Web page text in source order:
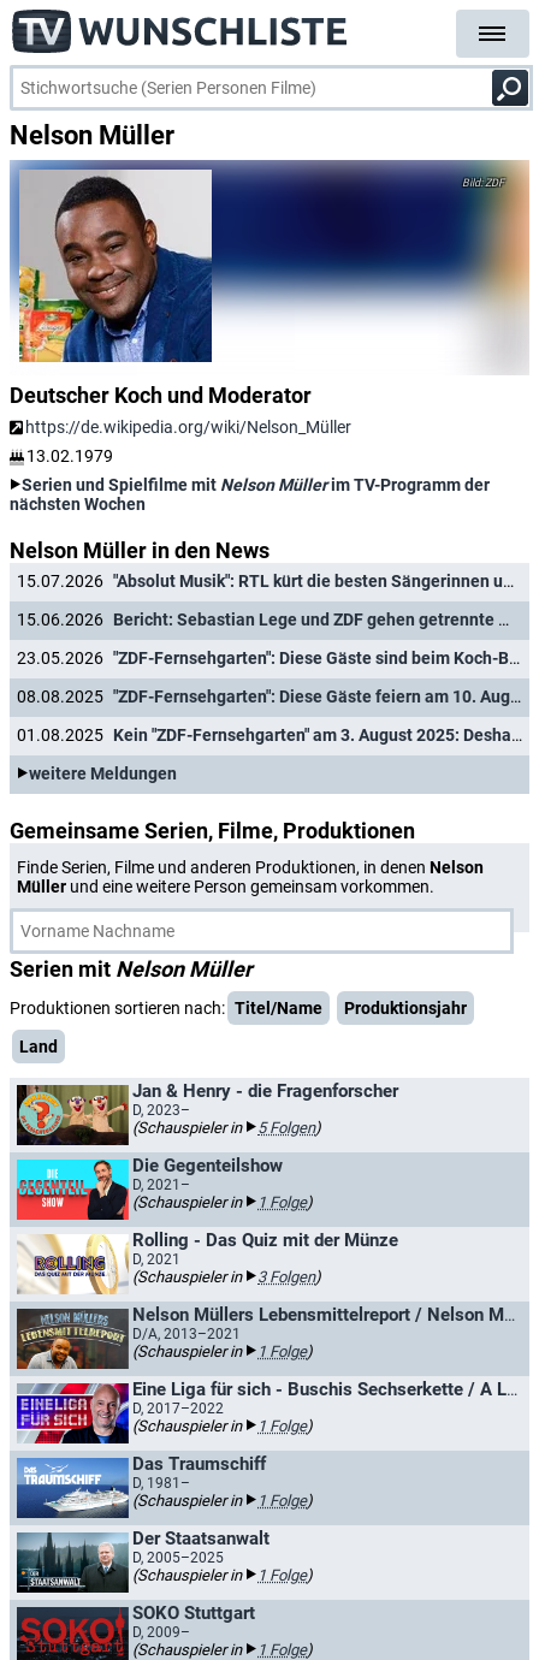
Nelson Müller
ZDF
Deutscher Koch und Moderator
https://de.wikipedia.org/wiki/Nelson_Müller
13.02.1979
Serien und Spielfilme mit Nelson Müllerim TV-Programm der
nächsten Wochen
Nelson Müller in den News
15.07.2026
"Absolut Musik": RTL kürt die besten Sängerinnen und Sänger aller Zeiten
15.06.2026
Bericht: Sebastian Lege und ZDF gehen getrennte Wege
23.05.2026
"ZDF-Fernsehgarten": Diese Gäste sind beim Koch-Battle am 24. Mai 2026 dabei
08.08.2025
"ZDF-Fernsehgarten": Diese Gäste feiern am 10. August 2025 die große Schlagerparty
01.08.2025
Kein "ZDF-Fernsehgarten" am 3. August 2025: Deshalb entfällt die Sendung
weitere Meldungen
Gemeinsame Serien, Filme, Produktionen
Finde Serien, Filme und anderen Produktionen, in denen Nelson
Müller und eine weitere Person gemeinsam vorkommen.
Serien mit Nelson Müller
Produktionen sortieren nach: Titel/Name
Produktionsjahr
Land
Jan & Henry - die Fragenforscher
D, 2023–
(Schauspieler in 5 Folgen)
Die Gegenteilshow
D, 2021–
(Schauspieler in 1 Folge)
Rolling - Das Quiz mit der Münze
D, 2021
(Schauspieler in 3 Folgen)
Nelson Müllers Lebensmittelreport / Nelson Müllers großer Essens-Check
D/A, 2013–2021
(Schauspieler in 1 Folge)
Eine Liga für sich - Buschis Sechserkette / A League of Their Own
D, 2017–2022
(Schauspieler in 1 Folge)
Das Traumschiff
D, 1981–
(Schauspieler in 1 Folge)
Der Staatsanwalt
D, 2005–2025
(Schauspieler in 1 Folge)
SOKO Stuttgart
D, 2009–
(Schauspieler in 1 Folge)